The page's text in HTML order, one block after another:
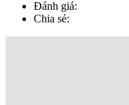
Đánh giá:
Chia sẻ: